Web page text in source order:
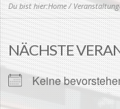
Du bist hier:Home/
NÄCHSTE
Keine